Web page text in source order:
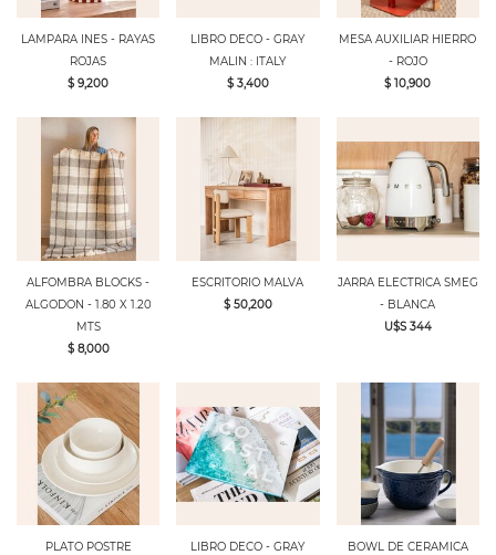
LAMPARA INES - RAYAS
ROJAS
$ 9,200
LIBRO DECO - GRAY
MALIN : ITALY
$ 3,400
MESA AUXILIAR HIERRO
- ROJO
$ 10,900
ALFOMBRA BLOCKS -
ALGODON - 1.80 X 1.20
MTS
$ 8,000
ESCRITORIO MALVA
$ 50,200
JARRA ELECTRICA SMEG
- BLANCA
U$S 344
PLATO POSTRE
LIBRO DECO - GRAY
BOWL DE CERAMICA